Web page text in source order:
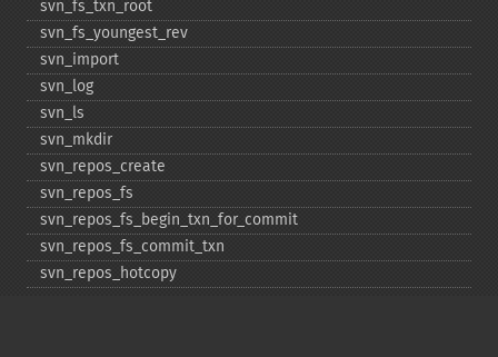
svn_​fs_​txn_​root
svn_​fs_​youngest_​rev
svn_​import
svn_​log
svn_​ls
svn_​mkdir
svn_​repos_​create
svn_​repos_​fs
svn_​repos_​fs_​begin_​txn_​for_​commit
svn_​repos_​fs_​commit_​txn
svn_​repos_​hotcopy